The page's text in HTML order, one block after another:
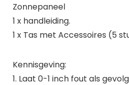
Zonnepaneel
1 x handleiding.
1 x Tas met Accessoires (5
Kennisgeving:
1. Laat 0-1 inch fout als